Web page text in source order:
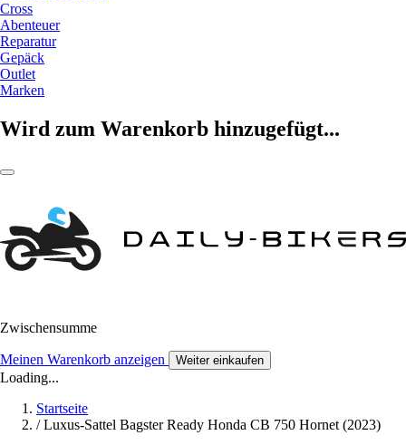
Cross
Abenteuer
Reparatur
Gepäck
Outlet
Marken
Wird zum Warenkorb hinzugefügt...
Zwischensumme
Meinen Warenkorb anzeigen Weiter einkaufen
Loading...
Startseite
/ Luxus-Sattel Bagster Ready Honda CB 750 Hornet (2023)